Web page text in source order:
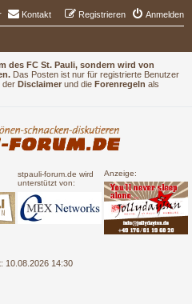
des FC St. Pauli, sondern wird von
Das Posten ist nur für registrierte Benutzer
der Disclaimer und die Forenregeln als
stpauli-forum.de wird
unterstützt von:
Anzeige:
Kontakt Anmelden
Registrieren
10.08.2026 14:30